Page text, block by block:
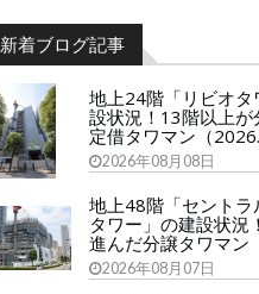
新着ブログ記事
地上24階「リビオタ
設状況！13階以上が
定借タワマン（
2026年08月08日
地上48階「セント
タワー」の建設状況
進んだ分譲タワマン
2026年08月07日